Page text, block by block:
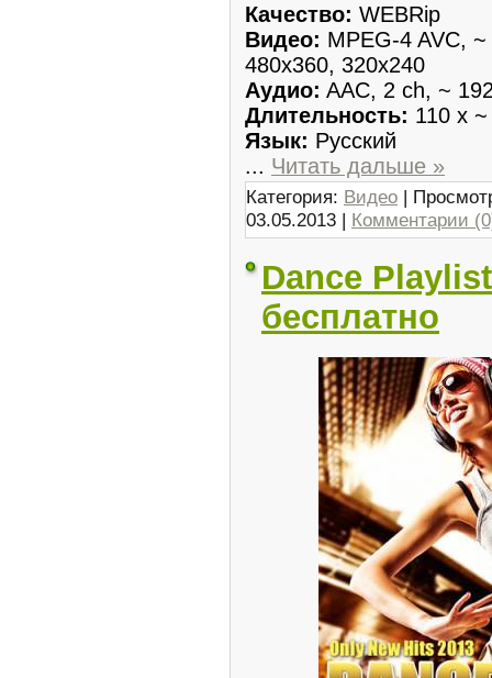
Качeствo: WEBRip
Видеo: MPEG-4 AVC,
480х360, 320х240
Аyдиo: AAC, 2 ch, ~
Длительноcть: 110 х
Язык: Русский
... Читать дальше »
Категория: Видео |
03.05.2013 | Комментарии
Dance
бесплатно